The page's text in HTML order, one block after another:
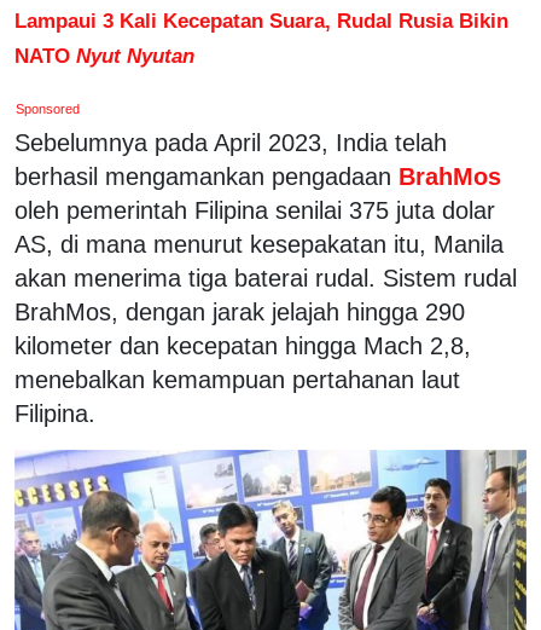
Lampaui 3 Kali Kecepatan Suara, Rudal Rusia Bikin
NATO Nyut Nyutan
Sponsored
Sebelumnya pada April 2023, India telah
berhasil mengamankan pengadaan BrahMos
oleh pemerintah Filipina senilai 375 juta dolar
AS, di mana menurut kesepakatan itu, Manila
akan menerima tiga baterai rudal. Sistem rudal
BrahMos, dengan jarak jelajah hingga 290
kilometer dan kecepatan hingga Mach 2,8,
menebalkan kemampuan pertahanan laut
Filipina.